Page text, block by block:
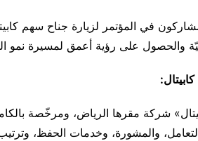
والحصول على رؤية أعمق لمسيرة نمو
شركة مقرها الرياض، ومرخّصة
والمشورة، وخدمات الحفظ، وترتيب